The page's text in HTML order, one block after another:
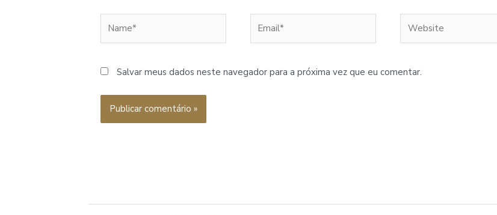
Salvar meus dados neste navegador para a próxima vez que eu comentar.